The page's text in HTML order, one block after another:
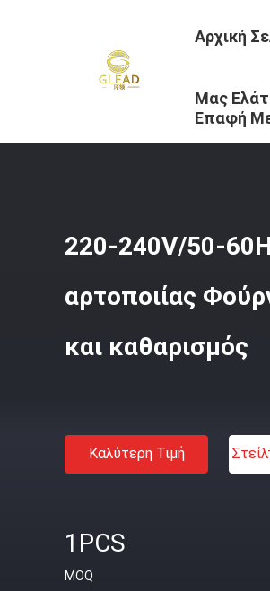
Αρχική
Μας
Επαφή
Προϊόντα /
220-240V/50-
αρτοποιίας
και καθαρισμός
Καλύτερη Τιμή
1PCS
MOQ